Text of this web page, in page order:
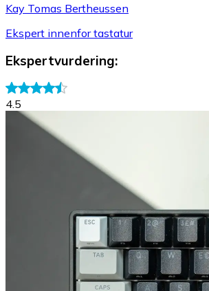
Kay Tomas Bertheussen
Ekspert innenfor tastatur
Ekspertvurdering:
4.5